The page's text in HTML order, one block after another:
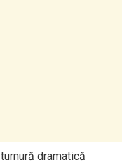
dramatică